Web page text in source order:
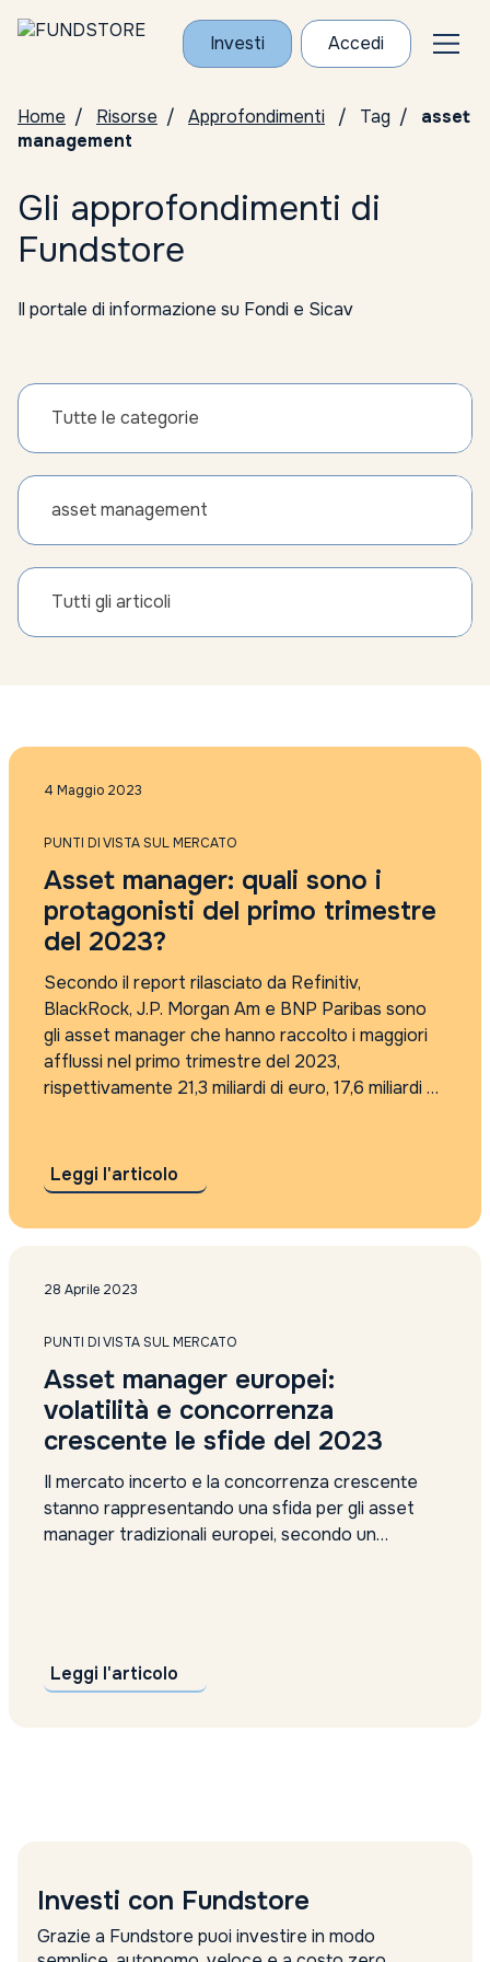
Investi Accedi
Home Risorse Approfondimenti Tag
asset
management
Gli approfondimenti di
Fundstore
Il portale di informazione su Fondi e Sicav
Tutte le categorie
asset management
Tutti gli articoli
4 Maggio 2023
PUNTI DI VISTA SUL MERCATO
Asset manager: quali sono i
protagonisti del primo trimestre
del 2023?
Secondo il report rilasciato da Refinitiv,
BlackRock, J.P. Morgan Am e BNP Paribas sono
gli asset manager che hanno raccolto i maggiori
afflussi nel primo trimestre del 2023,
rispettivamente 21,3 miliardi di euro, 17,6 miliardi di
Leggi l'articolo
28 Aprile 2023
PUNTI DI VISTA SUL MERCATO
Asset manager europei:
volatilità e concorrenza
crescente le sfide del 2023
Il mercato incerto e la concorrenza crescente
stanno rappresentando una sfida per gli asset
manager tradizionali europei, secondo un
commissioni di gestione basate sul valore...
Leggi l'articolo
Investi con Fundstore
Grazie a Fundstore puoi investire in modo